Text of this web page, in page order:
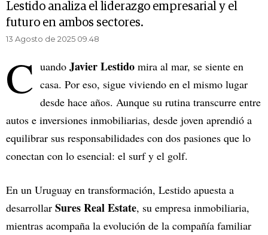
Lestido analiza el liderazgo empresarial y el
futuro en ambos sectores.
13 Agosto de 2025 09.48
C uando Javier Lestido mira al mar, se siente en
casa. Por eso, sigue viviendo en el mismo lugar
desde hace años. Aunque su rutina transcurre entre
autos e inversiones inmobiliarias, desde joven aprendió a
equilibrar sus responsabilidades con dos pasiones que lo
conectan con lo esencial: el surf y el golf.
En un Uruguay en transformación, Lestido apuesta a
desarrollar Sures Real Estate, su empresa inmobiliaria,
mientras acompaña la evolución de la compañía familiar